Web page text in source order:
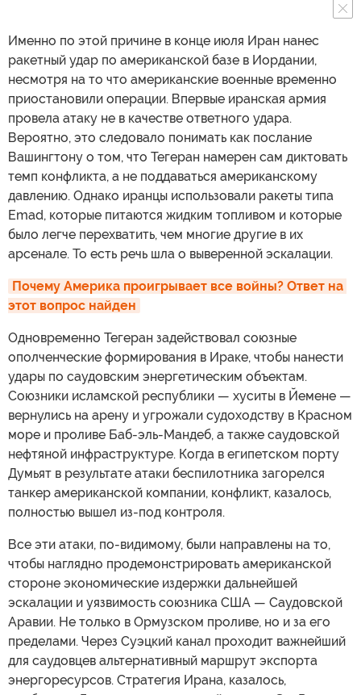
Именно по этой причине в конце июля Иран нанес
ракетный удар по американской базе в Иордании,
несмотря на то что американские военные временно
приостановили операции. Впервые иранская армия
провела атаку не в качестве ответного удара.
Вероятно, это следовало понимать как послание
Вашингтону о том, что Тегеран намерен сам диктовать
темп конфликта, а не поддаваться американскому
давлению. Однако иранцы использовали ракеты типа
Emad, которые питаются жидким топливом и которые
было легче перехватить, чем многие другие в их
арсенале. То есть речь шла о выверенной эскалации.
Почему Америка проигрывает все войны? Ответ на
этот вопрос найден
Одновременно Тегеран задействовал союзные
ополченческие формирования в Ираке, чтобы нанести
удары по саудовским энергетическим объектам.
Союзники исламской республики — хуситы в Йемене —
вернулись на арену и угрожали судоходству в Красном
море и проливе Баб-эль-Мандеб, а также саудовской
нефтяной инфраструктуре. Когда в египетском порту
Думьят в результате атаки беспилотника загорелся
танкер американской компании, конфликт, казалось,
полностью вышел из-под контроля.
Все эти атаки, по-видимому, были направлены на то,
чтобы наглядно продемонстрировать американской
стороне экономические издержки дальнейшей
эскалации и уязвимость союзника США — Саудовской
Аравии. Не только в Ормузском проливе, но и за его
пределами. Через Суэцкий канал проходит важнейший
для саудовцев альтернативный маршрут экспорта
энергоресурсов. Стратегия Ирана, казалось,